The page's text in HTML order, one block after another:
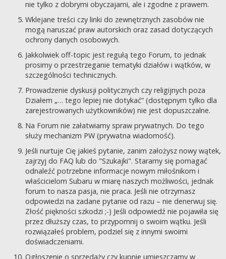
nie tylko z dobrymi obyczajami, ale i zgodne z prawem.
Wklejane treści czy linki do zewnętrznych zasobów nie
mogą naruszać praw autorskich oraz zasad dotyczących
ochrony danych osobowych.
Jakkolwiek off-topic jest regułą tego Forum, to jednak
prosimy o przestrzeganie tematyki działów i wątków, w
szczególności technicznych.
Prowadzenie dyskusji politycznych czy religijnych poza
Działem „… tego lepiej nie dotykać” (dostępnym tylko dla
zarejestrowanych użytkowników) nie jest dopuszczalne.
Na Forum nie załatwiamy spraw prywatnych. Do tego
służy mechanizm PW (prywatna wiadomość).
Jeśli nurtuje Cię jakieś pytanie, zanim założysz nowy wątek,
zajrzyj do FAQ lub do "Szukajki". Staramy się pomagać
odnaleźć potrzebne informacje nowym miłośnikom i
właścicielom Subaru w miarę naszych możliwości, jednak
forum to nasza pasja, nie praca. Jeśli nie otrzymasz
odpowiedzi na zadane pytanie od razu – nie denerwuj się.
Złość piękności szkodzi ;-) Jeśli odpowiedź nie pojawiła się
przez dłuższy czas, to przypomnij o swoim wątku. Jeśli
rozwiązałeś problem, podziel się z innymi swoimi
doświadczeniami.
Ogłoszenie o sprzedaży czy kupnie umieszczamy w